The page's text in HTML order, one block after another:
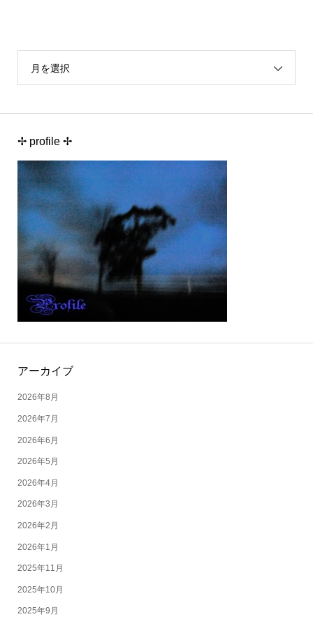
月を選択
✢ profile ✢
アーカイブ
2026年8月
2026年7月
2026年6月
2026年5月
2026年4月
2026年3月
2026年2月
2026年1月
2025年11月
2025年10月
2025年9月